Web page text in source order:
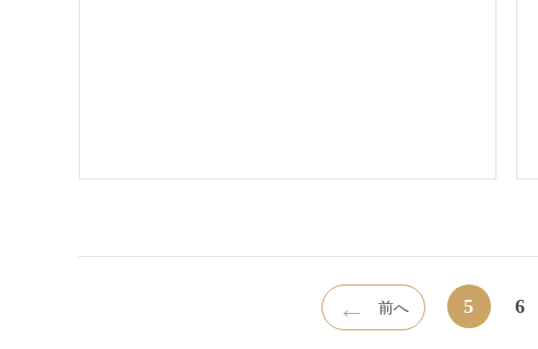
← 前へ 5 6